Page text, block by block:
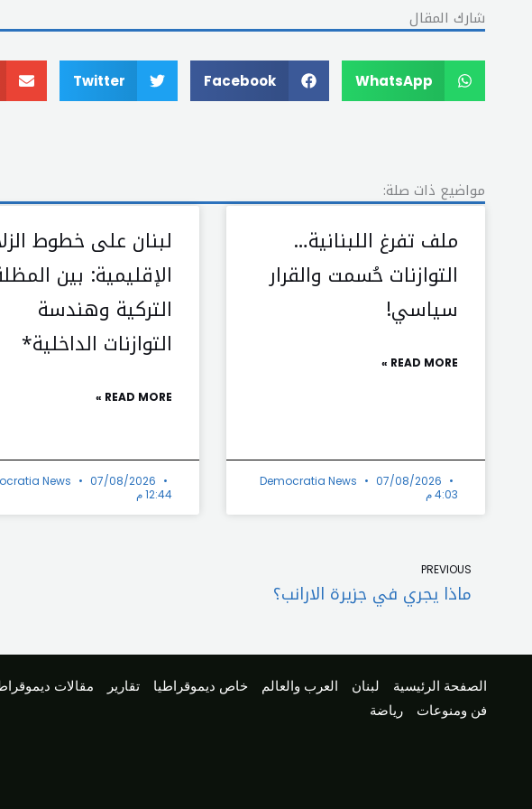
شارك المقال
WhatsApp
Facebook
Twitter
مواضيع ذات صلة:
ملف تفرغ اللبنانية…
التوازنات حُسمت والقرار
سياسي!
READ MORE »
Democratia News
07/08/2026
4:03 م
لبنان على خطوط
الإقليمية: بين
التركية وهندسة
التوازنات الداخلية*
READ MORE »
News
07/08/2026
12:44 م
PREVIOUS
ماذا يجري في جزيرة الارانب؟
الصفحة الرئيسية لبنان العرب والعالم خاص ديموقراطيا تقارير مقالات
فن ومنوعات
رياضة